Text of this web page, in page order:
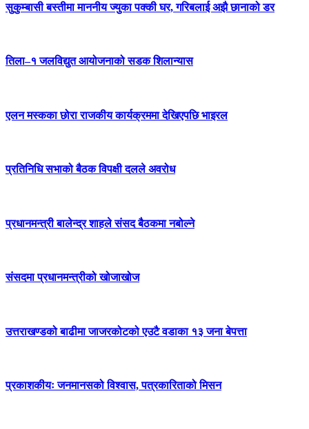
सुकुम्बासी बस्तीमा माननीय ज्युका पक्की घर, गरिबलाई अझै छानाको डर
तिला–१ जलविद्युत आयोजनाको सडक शिलान्यास
एलन मस्कका छोरा राजकीय कार्यक्रममा देखिएपछि भाइरल
प्रतिनिधि सभाको बैठक विपक्षी दलले अवरोध
प्रधानमन्त्री बालेन्द्र शाहले संसद बैठकमा नबोल्ने
संसदमा प्रधानमन्त्रीको खोजाखोज
उत्तराखण्डको बाढीमा जाजरकोटको एउटै वडाका १३ जना बेपत्ता
प्रकाशकीयः जनमानसको विश्वास, पत्रकारिताको मिसन